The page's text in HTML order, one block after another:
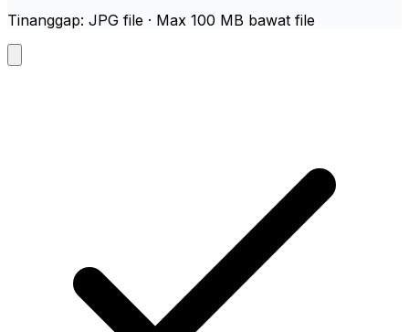
Tinanggap: JPG file · Max 100 MB bawat file